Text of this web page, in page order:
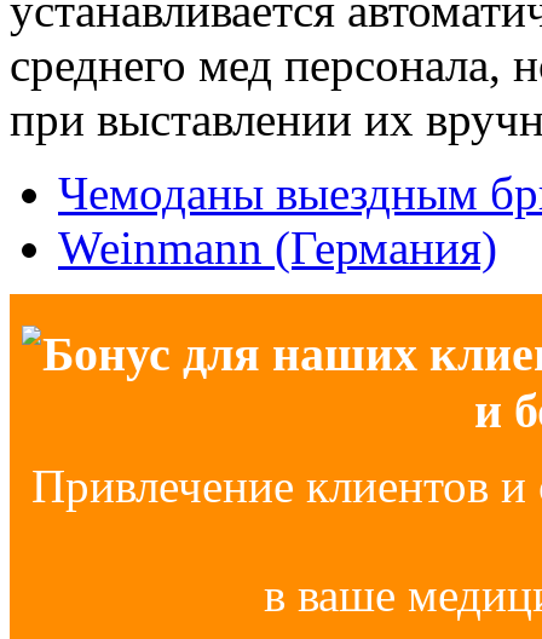
среднего мед персонала,
при выставлении их
Чемоданы выездным
Weinmann (Германия)
Бонус для наших
и
Привлечение клиентов и
в ваше